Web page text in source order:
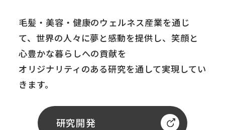
毛髪・美容・健康のウェルネス産業を通じ
て、 世界の人々に夢と感動を提供し、笑顔と
心豊かな暮らしへの貢献を
オリジナリティのある研究を通して実現してい
きます。
研究開発